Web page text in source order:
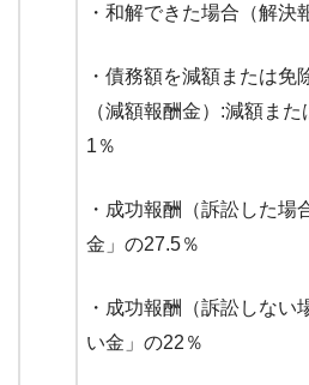
・和解できた場合（解決
・債務額を減額または免
（減額報酬金）:減額ま
1％
・成功報酬（訴訟した場
金」の27.5％
・成功報酬（訴訟しない
い金」の22％